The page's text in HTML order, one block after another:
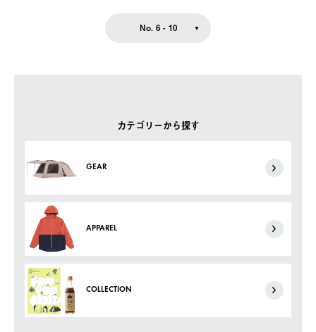
カテゴリーから探す
GEAR
APPAREL
COLLECTION
No. 6 - 10